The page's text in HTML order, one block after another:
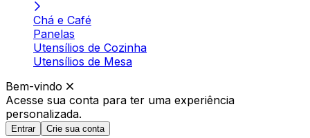
Chá e Café
Panelas
Utensílios de Cozinha
Utensílios de Mesa
Bem-vindo
Acesse sua conta para ter uma experiência
personalizada.
Entrar Crie sua conta